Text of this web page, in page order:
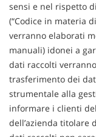
sensi e nel rispetto
(“Codice in materia
verranno elaborati
manuali) idonei a
dati raccolti
trasferimento dei
strumentale alla
informare i clienti
dell’azienda titolare